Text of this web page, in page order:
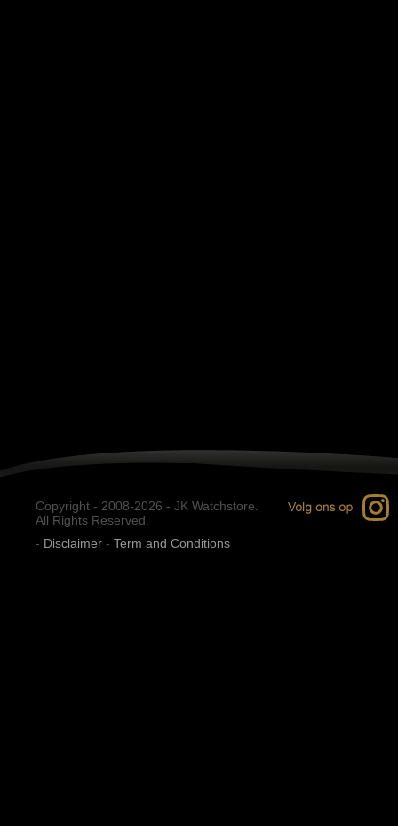
Copyright - 2008-2026 - JK Watchstore.
All Rights Reserved.
- Disclaimer - Term and Conditions